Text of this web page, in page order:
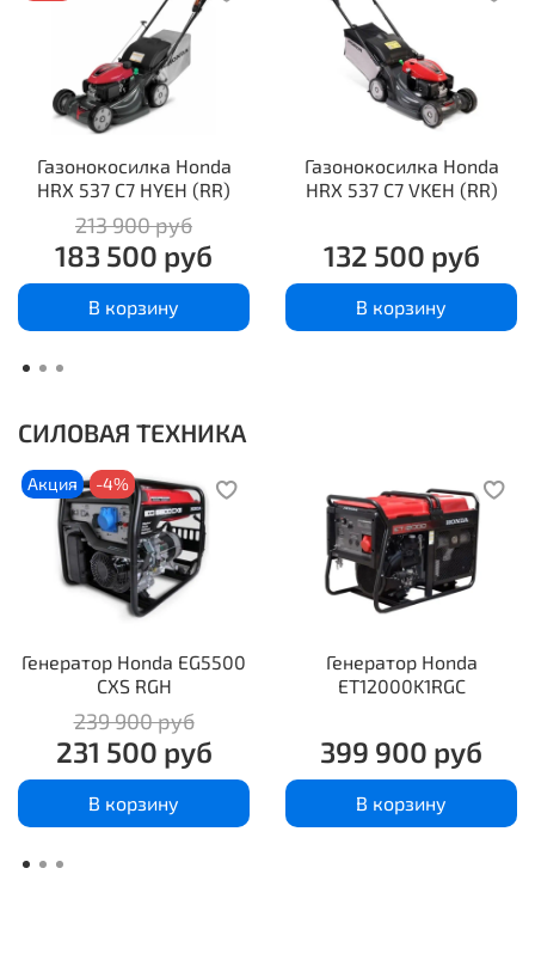
Газонокосилка Honda
HRX 537 C7 HYEH (RR)
213 900 руб
183 500 руб
В корзину
Газонокосилка Honda
HRX 537 C7 VKEH (RR)
132 500 руб
В корзину
СИЛОВАЯ ТЕХНИКА
Акция -4%
Генератор Honda EG5500
CXS RGH
239 900 руб
231 500 руб
В корзину
Генератор Honda
ET12000K1RGC
399 900 руб
В корзину